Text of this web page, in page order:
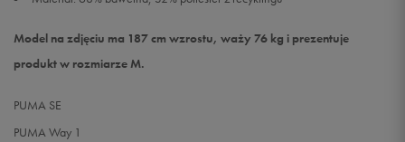
Model na zdjęciu ma 187 cm wzrostu, waży 76 kg i prezentuje
produkt w rozmiarze M.
PUMA SE
PUMA Way 1